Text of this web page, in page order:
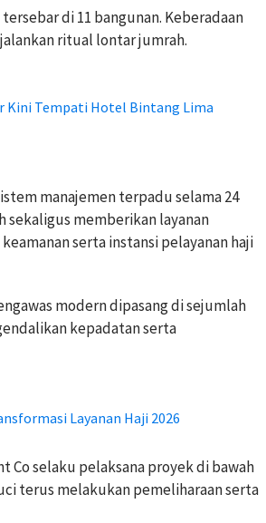
di 11 bangunan. Keberadaan
ritual lontar jumrah.
Kini Tempati Hotel Bintang Lima
manajemen terpadu selama 24
sekaligus memberikan layanan
serta instansi pelayanan haji
modern dipasang di sejumlah
kepadatan serta
Layanan Haji 2026
Co selaku pelaksana proyek di bawah
terus melakukan pemeliharaan serta